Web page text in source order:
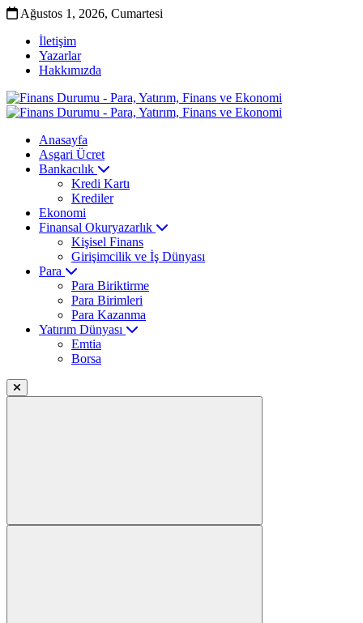
Ağustos 1, 2026, Cumartesi
İletişim
Yazarlar
Hakkımızda
Anasayfa
Asgari Ücret
Bankacılık
Kredi Kartı
Krediler
Ekonomi
Finansal Okuryazarlık
Kişisel Finans
Girişimcilik ve İş Dünyası
Para
Para Biriktirme
Para Birimleri
Para Kazanma
Yatırım Dünyası
Emtia
Borsa